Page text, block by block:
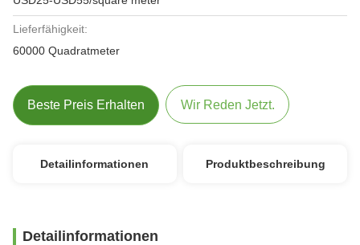
Lieferfähigkeit:
60000 Quadratmeter
Beste Preis Erhalten Wir Reden Jetzt.
Detailinformationen Produktbeschreibung
Detailinformationen